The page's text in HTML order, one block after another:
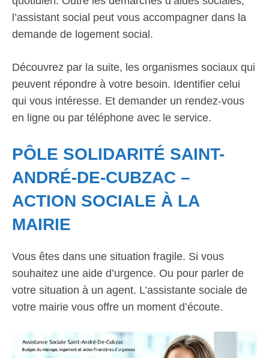
l’assistant social peut vous accompagner dans la
demande de logement social.
Découvrez par la suite, les organismes sociaux qui
peuvent répondre à votre besoin. Identifier celui
qui vous intéresse. Et demander un rendez-vous
en ligne ou par téléphone avec le service.
PÔLE SOLIDARITÉ SAINT-
ANDRÉ-DE-CUBZAC –
ACTION SOCIALE À LA
MAIRIE
Vous êtes dans une situation fragile. Si vous
souhaitez une aide d’urgence. Ou pour parler de
votre situation à un agent. L’assistante sociale de
votre mairie vous offre un moment d’écoute.